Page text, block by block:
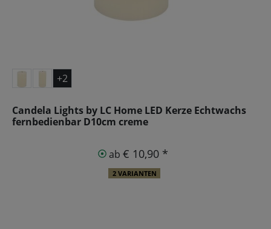
+2
Candela Lights by LC Home LED Kerze Echtwachs
fernbedienbar D10cm creme
ab € 10,90 *
2 VARIANTEN